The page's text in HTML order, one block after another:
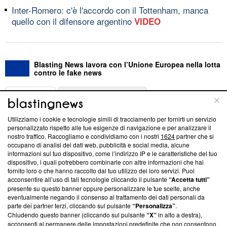
Inter-Romero: c'è l'accordo con il Tottenham, manca
quello con il difensore argentino VIDEO
Blasting News lavora con l’Unione Europea nella lotta
contro le fake news
ABOUT
Questa sezione offre informazioni trasparenti su Blasting
News, sui nostri processi editoriali e su come ci impegniamo a
creare news di qualità. Inoltre, afferma la nostra aderenza a
‘Trust Project - News with Integrity’Blasting News non è
ancora membro del programma, ma ha richiesto di farne
parte; Trust Project non ha ancora effettuato una verifica di
conformità agli standard.
Su di noi
Utilizziamo i cookie e tecnologie simili di tracciamento per fornirti un servizio
personalizzato rispetto alle tue esigenze di navigazione e per analizzare il
nostro traffico. Raccogliamo e condividiamo con i nostri 1624partner che si
occupano di analisi dei dati web, pubblicità e social media, alcune
informazioni sul tuo dispositivo, come l’indirizzo IP e le caratteristiche del tuo
dispositivo, i quali potrebbero combinarle con altre informazioni che hai
fornito loro o che hanno raccolto dal tuo utilizzo dei loro servizi. Puoi
acconsentire all’uso di tali tecnologie cliccando il pulsante“Accetta tutti”
presente su questo banner oppure personalizzare le tue scelte, anche
eventualmente negando il consenso al trattamento dei dati personali da
parte dei partner terzi, cliccando sul pulsante“Personalizza”.
Chiudendo questo banner (cliccando sul pulsante“X”in alto a destra),
acconsenti al permanere delle impostazioni predefinite che non consentono